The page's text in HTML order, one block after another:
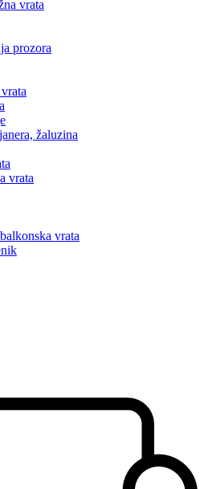
vrata
prozora
žaluzina
vrata
vrata